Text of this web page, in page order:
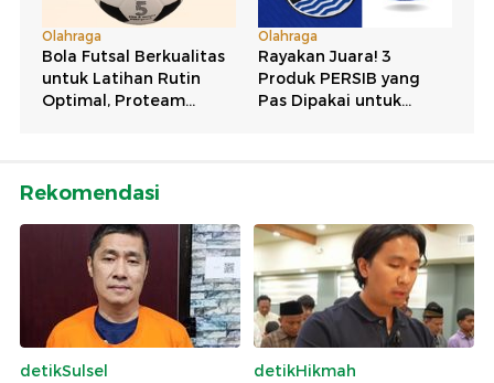
Rekomendasi
detikSulsel
detikHikmah